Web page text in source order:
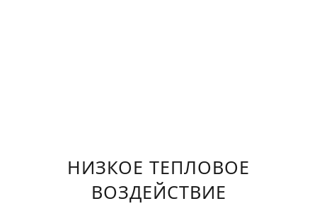
НИЗКОЕ ТЕПЛОВОЕ
ВОЗДЕЙСТВИЕ